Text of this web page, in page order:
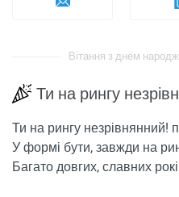
Вітання з днем
Ти на рингу
Ти на рингу незрівнянний!
У формі бути, завжди на
Багато довгих, славних